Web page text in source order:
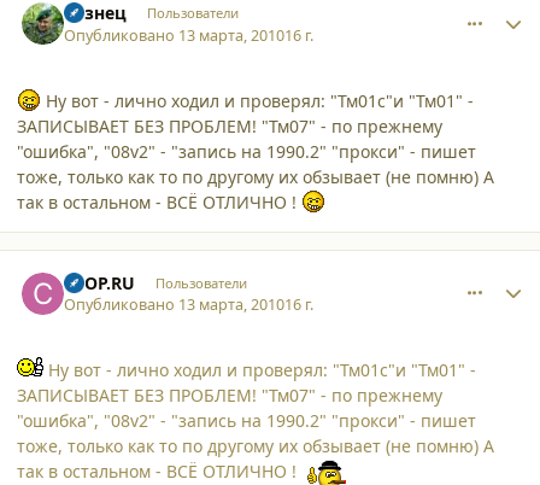
Кузнец Пользователи
Опубликовано 13 марта, 201016 г.
Ну вот - лично ходил и проверял: "Тм01с"и "Тм01" -
ЗАПИСЫВАЕТ БЕЗ ПРОБЛЕМ! "Тм07" - по прежнему
"ошибка", "08v2" - "запись на 1990.2" "прокси" - пишет
тоже, только как то по другому их обзывает (не помню) А
так в остальном - ВСЁ ОТЛИЧНО !
CTOP.RU Пользователи
Опубликовано 13 марта, 201016 г.
Ну вот - лично ходил и проверял: "Тм01с"и "Тм01" -
ЗАПИСЫВАЕТ БЕЗ ПРОБЛЕМ! "Тм07" - по прежнему
"ошибка", "08v2" - "запись на 1990.2" "прокси" - пишет
тоже, только как то по другому их обзывает (не помню) А
так в остальном - ВСЁ ОТЛИЧНО !